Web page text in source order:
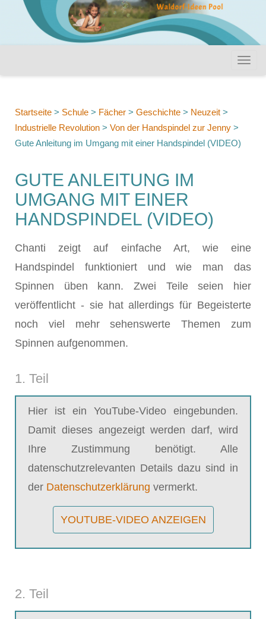
Startseite > Schule > Fächer > Geschichte > Neuzeit >
Industrielle Revolution > Von der Handspindel zur Jenny >
Gute Anleitung im Umgang mit einer Handspindel (VIDEO)
GUTE ANLEITUNG IM
UMGANG MIT EINER
HANDSPINDEL (VIDEO)
Chanti zeigt auf einfache Art, wie eine
Handspindel funktioniert und wie man das
Spinnen üben kann. Zwei Teile seien hier
veröffentlicht - sie hat allerdings für Begeisterte
noch viel mehr sehenswerte Themen zum
Spinnen aufgenommen.
1. Teil
Hier ist ein YouTube-Video eingebunden.
Damit dieses angezeigt werden darf, wird
Ihre Zustimmung benötigt. Alle
datenschutzrelevanten Details dazu sind in
der Datenschutzerklärung vermerkt.
YOUTUBE-VIDEO ANZEIGEN
2. Teil